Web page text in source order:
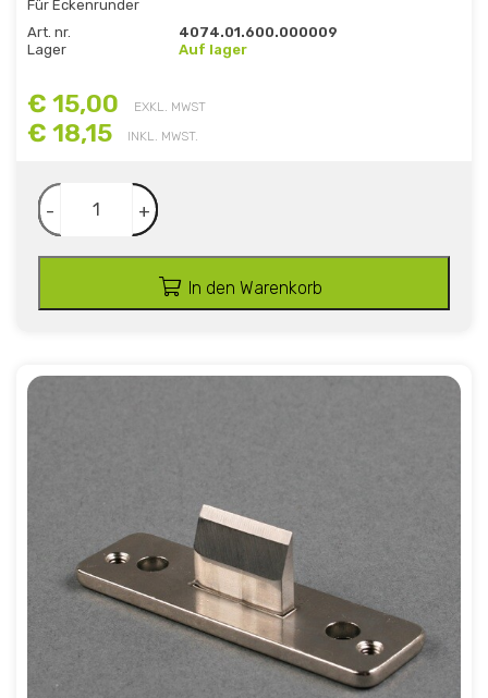
Für Eckenrunder
Art. nr.
4074.01.600.000009
Lager
Auf lager
€ 15,00 EXKL. MWST
€ 18,15 INKL. MWST.
- +
In den Warenkorb